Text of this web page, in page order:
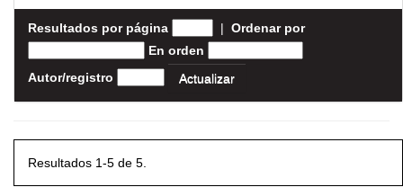
Resultados por página | Ordenar por
En orden
Autor/registro
Resultados 1-5 de 5.